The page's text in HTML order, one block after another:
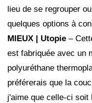
lieu de se regrouper
quelques options à
MIEUX | Utopie –
est fabriquée avec un
polyuréthane
préférerais que la
j'aime que celle-ci soit